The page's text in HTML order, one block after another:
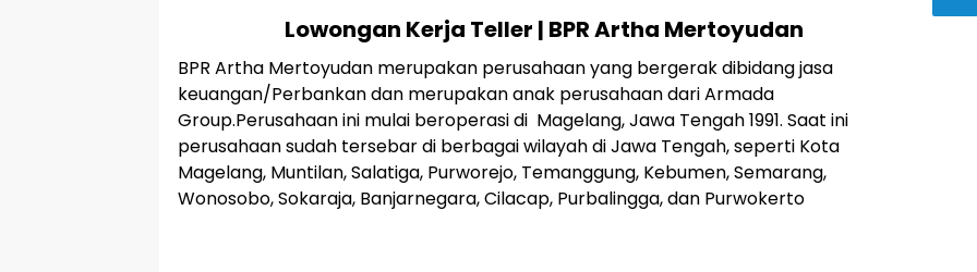
Lowongan Kerja Teller | BPR Artha Mertoyudan
BPR Artha Mertoyudan merupakan perusahaan yang bergerak dibidang jasa
keuangan/Perbankan dan merupakan anak perusahaan dari Armada
Group.Perusahaan ini mulai beroperasi di Magelang, Jawa Tengah 1991. Saat ini
perusahaan sudah tersebar di berbagai wilayah di Jawa Tengah, seperti Kota
Magelang, Muntilan, Salatiga, Purworejo, Temanggung, Kebumen, Semarang,
Wonosobo, Sokaraja, Banjarnegara, Cilacap, Purbalingga, dan Purwokerto